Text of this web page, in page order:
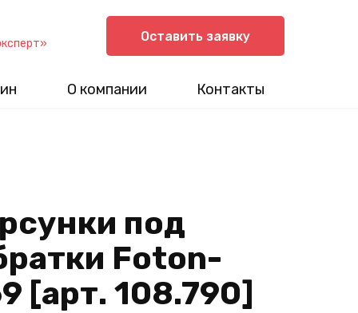
О компании Контакты
Оставить заявку
под
Foton-
[арт. 108.790]